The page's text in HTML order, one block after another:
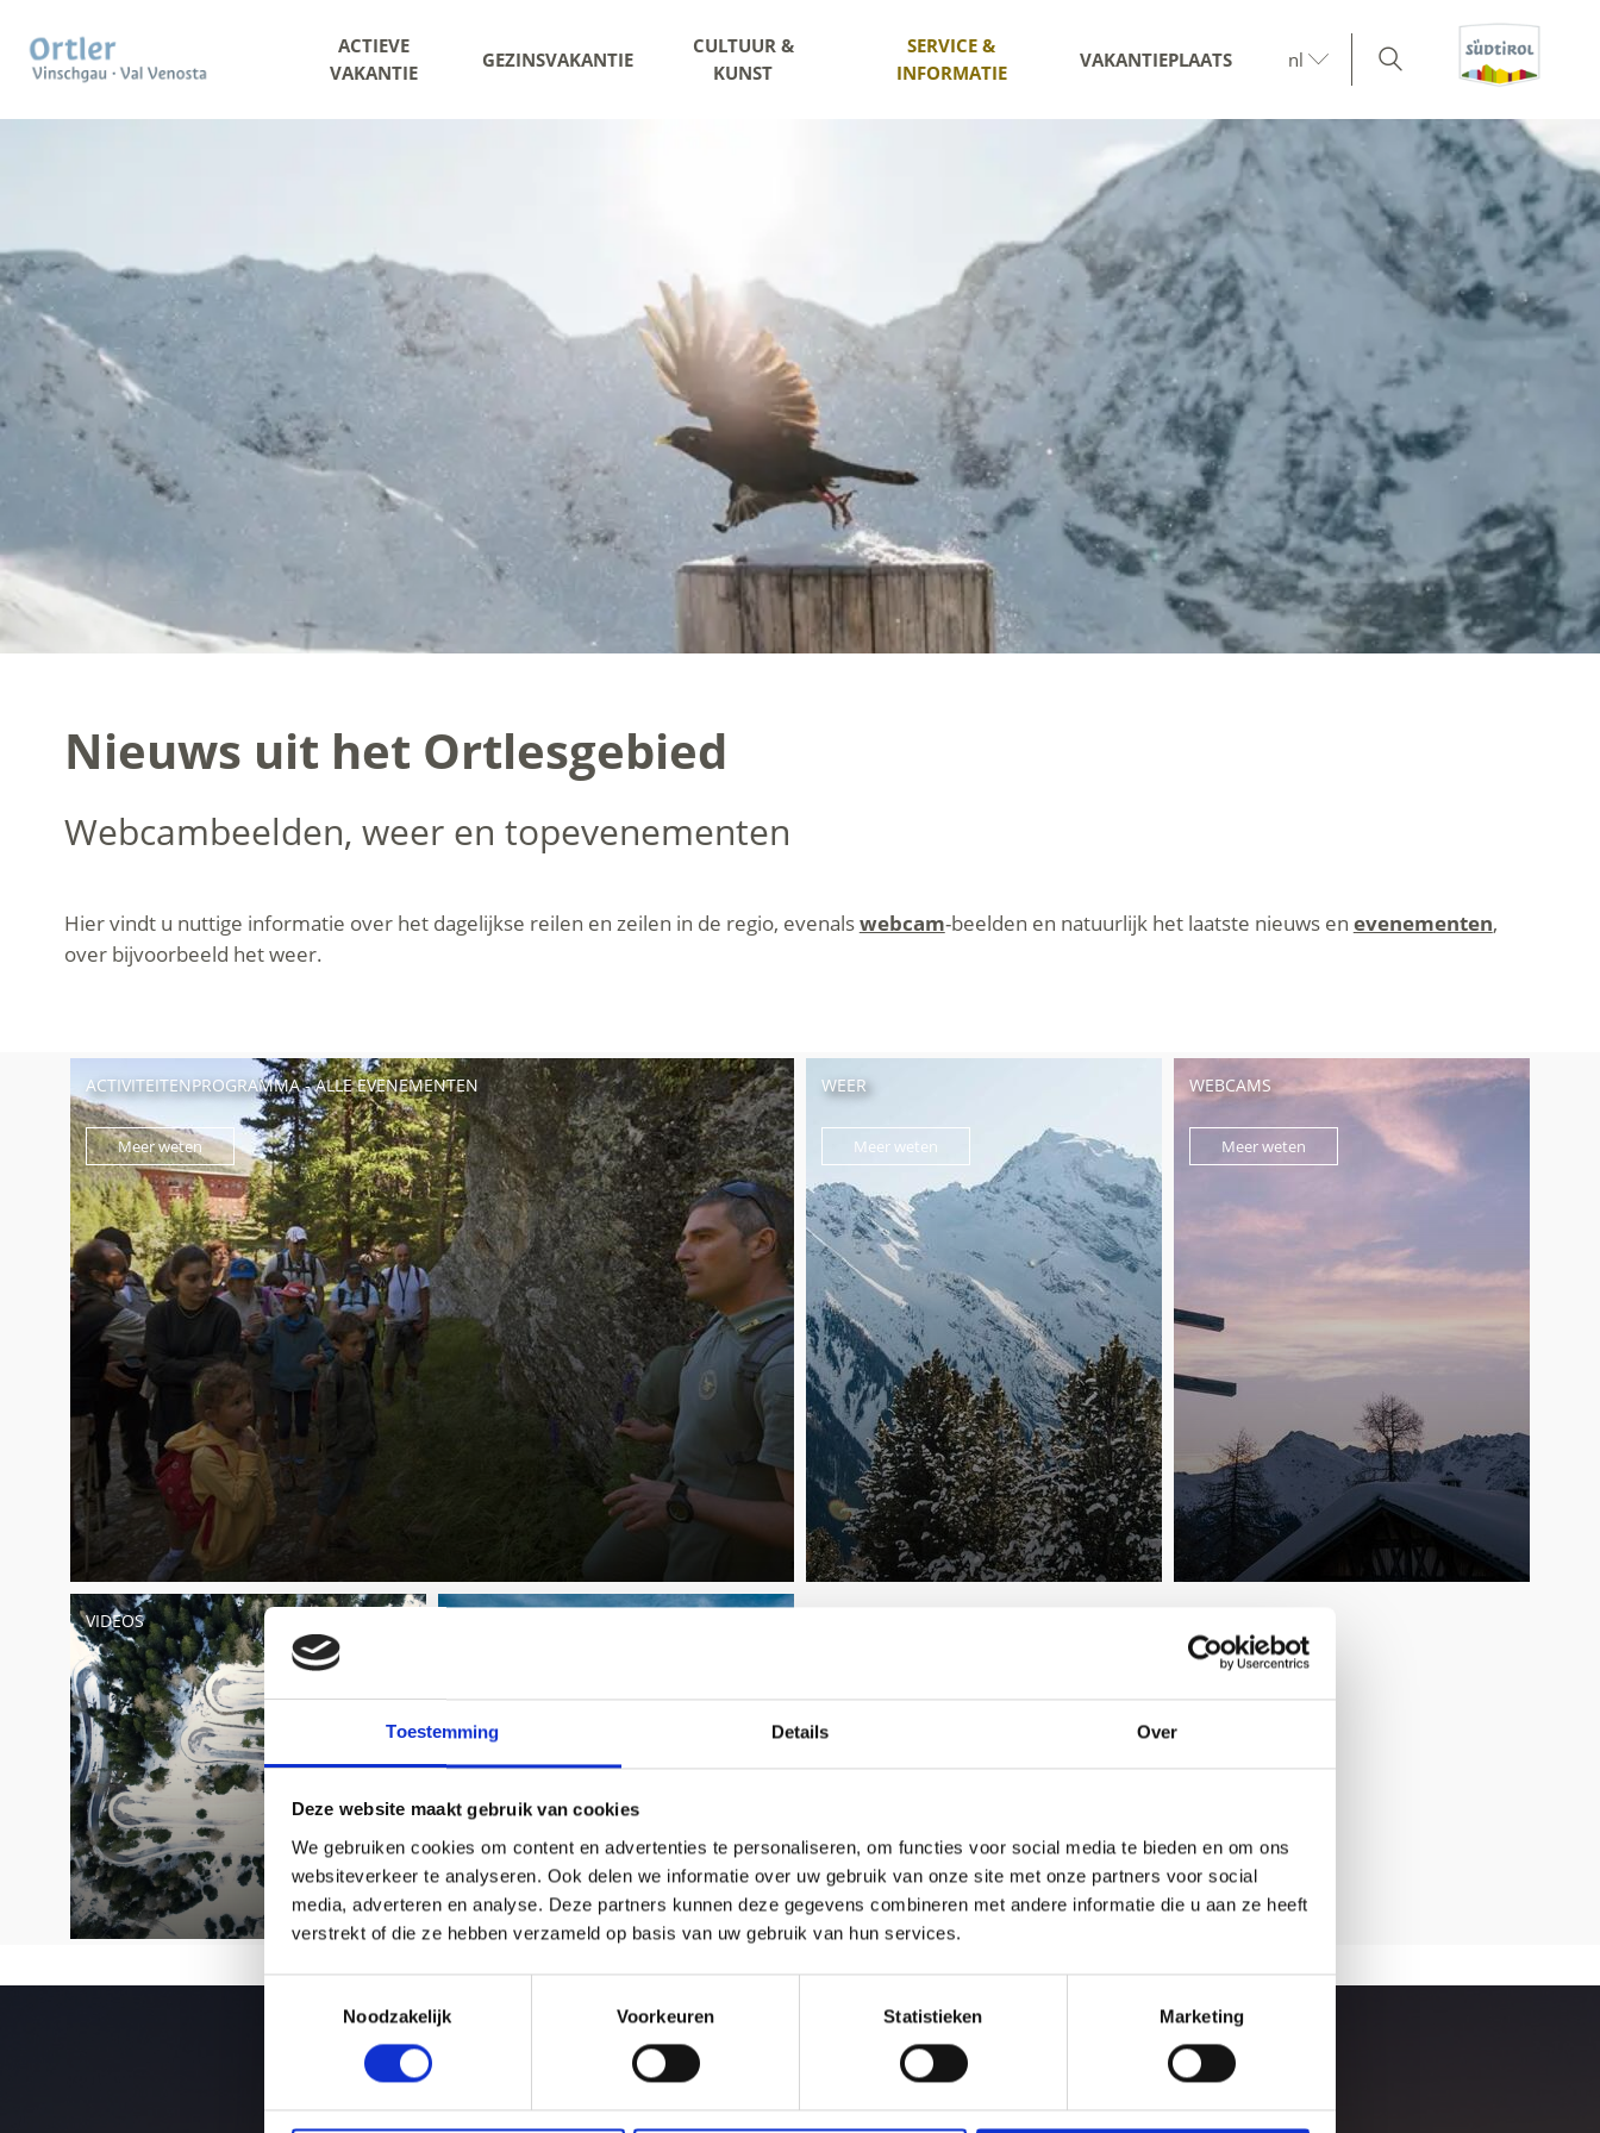
Toestemming Details Over
Deze website maakt gebruik van cookies
We gebruiken cookies om content en advertenties te personaliseren, om functies voor social media te bieden en om ons
websiteverkeer te analyseren. Ook delen we informatie over uw gebruik van onze site met onze partners voor social
media, adverteren en analyse. Deze partners kunnen deze gegevens combineren met andere informatie die u aan ze heeft
verstrekt of die ze hebben verzameld op basis van uw gebruik van hun services.
Toestemmingsselectie
Noodzakelijk
Voorkeuren Statistieken Marketing
ACTIEVE
VAKANTIE
GEZINSVAKANTIE
CULTUUR &
KUNST
SERVICE &
INFORMATIE
VAKANTIEPLAATS nl
Nieuws uit het Ortlesgebied
Webcambeelden, weer en topevenementen
Hier vindt u nuttige informatie over het dagelijkse reilen en zeilen in de regio, evenalswebcam-beelden en natuurlijk het laatste nieuws en evenementen,
over bijvoorbeeld het weer.
ACTIVITEITENPROGRAMMA - ALLE EVENEMENTEN
Meer weten
WEER
Meer weten
WEBCAMS
Meer weten
VIDEOS
Wandelen op grote hoogte